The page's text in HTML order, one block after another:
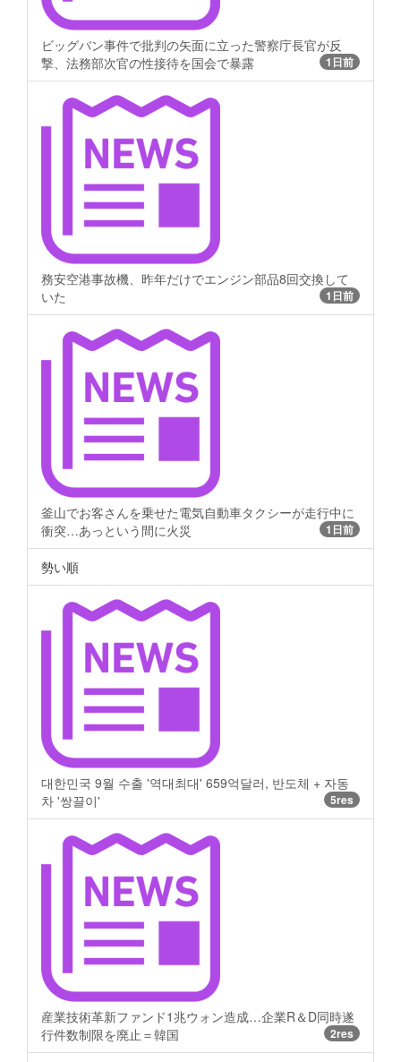
ビッグバン事件で批判の矢面に立った警察庁長官が反
撃、法務部次官の性接待を国会で暴露
1日前
務安空港事故機、昨年だけでエンジン部品8回交換して
いた
1日前
釜山でお客さんを乗せた電気自動車タクシーが走行中に
衝突…あっという間に火災
1日前
勢い順
대한민국 9월 수출 '역대최대' 659억달러, 반도체 + 자동
차 '쌍끌이'
5res
産業技術革新ファンド1兆ウォン造成…企業R＆D同時遂
行件数制限を廃止＝韓国
2res